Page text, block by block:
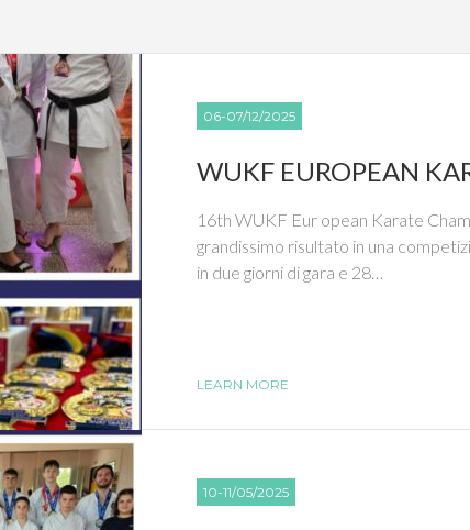
06-07/12/2025
WUKF EUROPEAN
16th WUKF Eur opean Karate
grandissimo risultato in una
in due giorni di gara e 28…
LEARN MORE
10-11/05/2025